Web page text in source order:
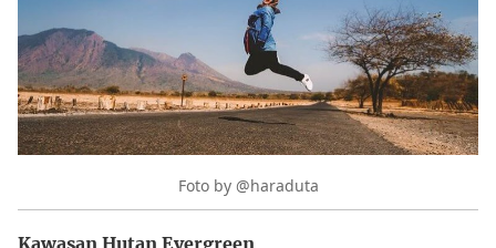
Foto by @haraduta
Kawasan Hutan Evergreen